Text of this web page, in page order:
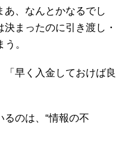
、なんとかなるでし
まったのに引き渡し・
。
早く入金しておけば良
のは、“情報の不